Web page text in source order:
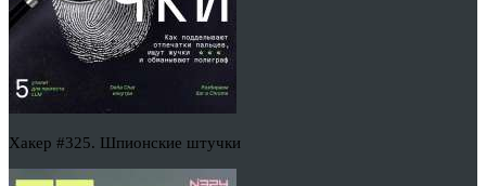
Хакер #325. Шпионские штучки